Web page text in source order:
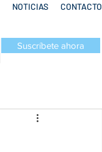
NOTICIAS CONTACTO
Suscríbete ahora